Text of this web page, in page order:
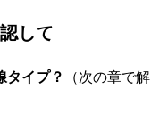
して
タイプ？
（次の章で解